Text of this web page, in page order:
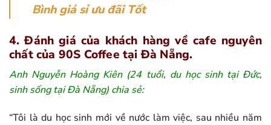
Bình giá sỉ ưu đãi Tốt
4. Đánh giá của khách hàng về cafe nguyên
chất của 90S Coffee tại Đà Nẵng.
Anh Nguyễn Hoàng Kiên (24 tuổi, du học sinh tại Đức,
sinh sống tại Đà Nẵng) chia sẻ:
“Tôi là du học sinh mới về nước làm việc, sau nhiều năm